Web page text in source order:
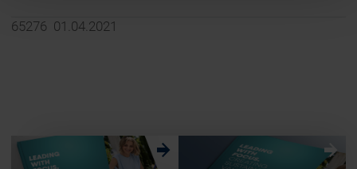
65276 01.04.2021
w w